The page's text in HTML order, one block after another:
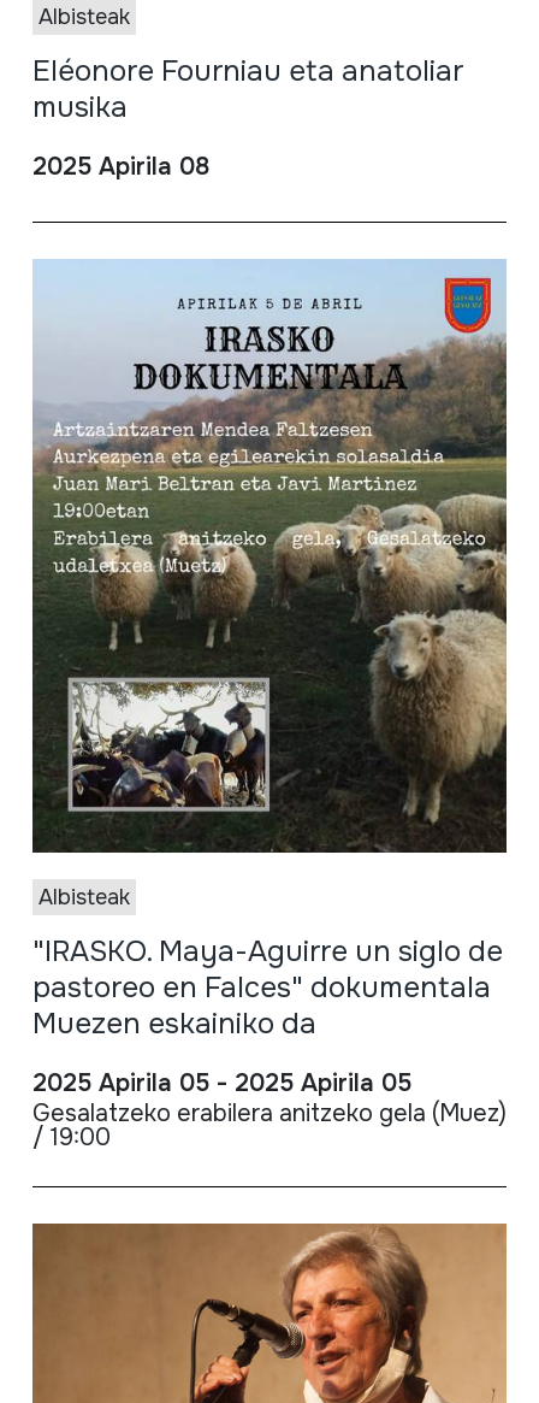
Albisteak
Eléonore Fourniau eta anatoliar
musika
2025 Apirila 08
Albisteak
"IRASKO. Maya-Aguirre un siglo de
pastoreo en Falces" dokumentala
Muezen eskainiko da
2025 Apirila 05 - 2025 Apirila 05
Gesalatzeko erabilera anitzeko gela (Muez)
/ 19:00